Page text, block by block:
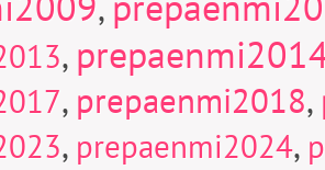
,
, prepaenmi2018,
, prepaenmi2024,